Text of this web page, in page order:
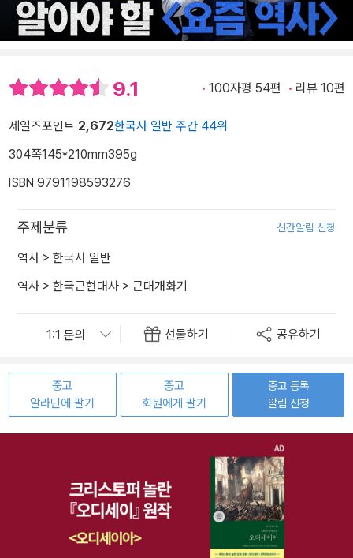
9.1 100자평 54편 리뷰 10편
세일즈포인트 2,672한국사 일반 주간 44위
304쪽145*210mm395g
ISBN 9791198593276
주제분류 신간알림 신청
역사 > 한국사 일반
역사 > 한국근현대사 > 근대개화기
선물하기 공유하기
중고
알라딘에 팔기
중고
회원에게 팔기
중고 등록
알림 신청